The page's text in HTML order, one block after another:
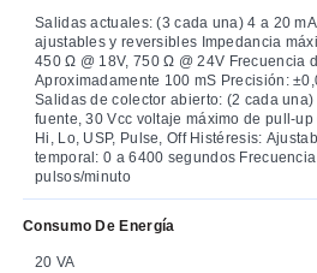
Salidas actuales: (3 cada una) 4 a 20
ajustables y reversibles Impedancia máxima del lazo: 150 Ω @ 12V,
450 Ω @ 18V, 750 Ω @ 24V Frecuencia de actualización:
Aproximadamente 100 mS Precisión: ±0,03 mA @ 25°C, 24 Vcc
Salidas de colector abierto: (2 cada
fuente, 30 Vcc voltaje máximo de pull-up Configuraciones operativas:
Hi, Lo, USP, Pulse, Off Histéresis: Ajustable por el usuario Retardo
temporal: 0 a 6400 segundos Frecuencia máxima de pulsos: 400
pulsos/minuto
Consumo De Energía
20 VA